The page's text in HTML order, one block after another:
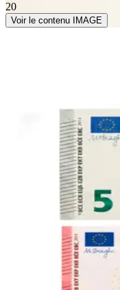
20
Voir le contenu IMAGE